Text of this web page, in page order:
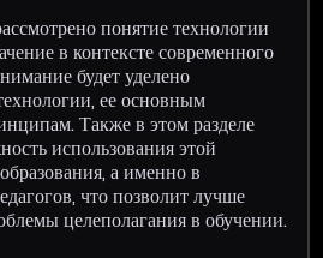
понятие технологии
в контексте современного
будет уделено
ее основным
Также в этом разделе
использования этой
а именно в
что позволит лучше
целеполагания в обучении.